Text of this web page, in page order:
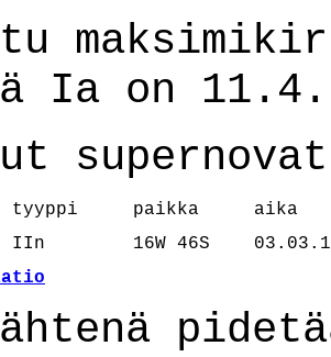
Ia on 11.4.
tyyppi     paikka     aika
IIn        16W 46S